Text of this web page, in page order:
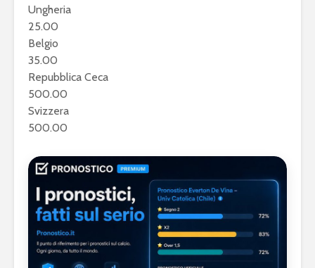
Ungheria
25.00
Belgio
35.00
Repubblica Ceca
500.00
Svizzera
500.00